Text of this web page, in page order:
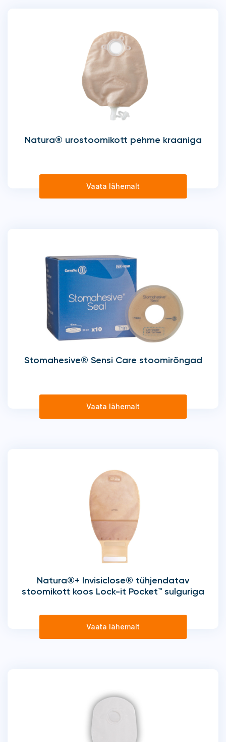
Natura® urostoomikott pehme kraaniga
Vaata lähemalt
Stomahesive® Sensi Care stoomirõngad
Vaata lähemalt
Natura®+ Invisiclose® tühjendatav
stoomikott koos Lock-it Pocket™ sulguriga
Vaata lähemalt